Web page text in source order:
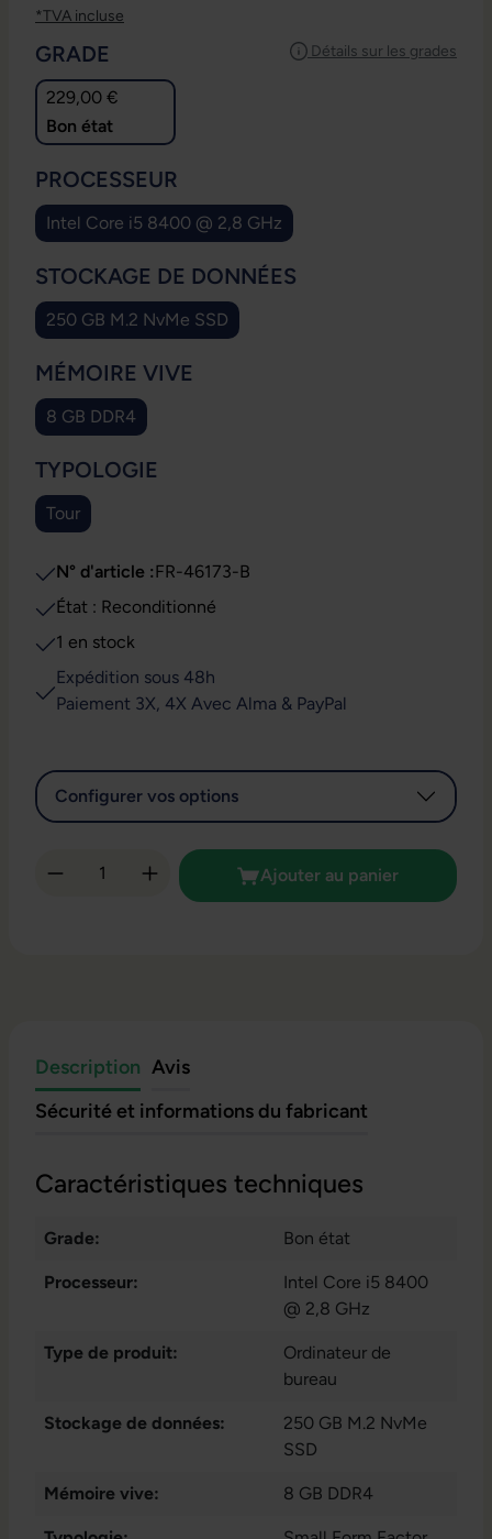
*TVA incluse
Détails sur les grades
SÉLECTIONNEZ
GRADE
229,00 €
Bon état
SÉLECTIONNEZ
PROCESSEUR
Intel Core i5 8400 @ 2,8 GHz
SÉLECTIONNEZ
STOCKAGE DE DONNÉES
250 GB M.2 NvMe SSD
SÉLECTIONNEZ
MÉMOIRE VIVE
8 GB DDR4
SÉLECTIONNEZ
TYPOLOGIE
Tour
N° d'article :FR-46173-B
État : Reconditionné
1 en stock
Expédition sous 48h
Paiement 3X, 4X Avec Alma & PayPal
Configurer vos options
Quantité de produit : Entrez la quantité
Ajouter au panier
Description Avis
Sécurité et informations du fabricant
Caractéristiques techniques
Grade: Bon état
Processeur:
Intel Core i5 8400
@ 2,8 GHz
Type de produit:
Ordinateur de
bureau
Stockage de données:
250 GB M.2 NvMe
SSD
Mémoire vive: 8 GB DDR4